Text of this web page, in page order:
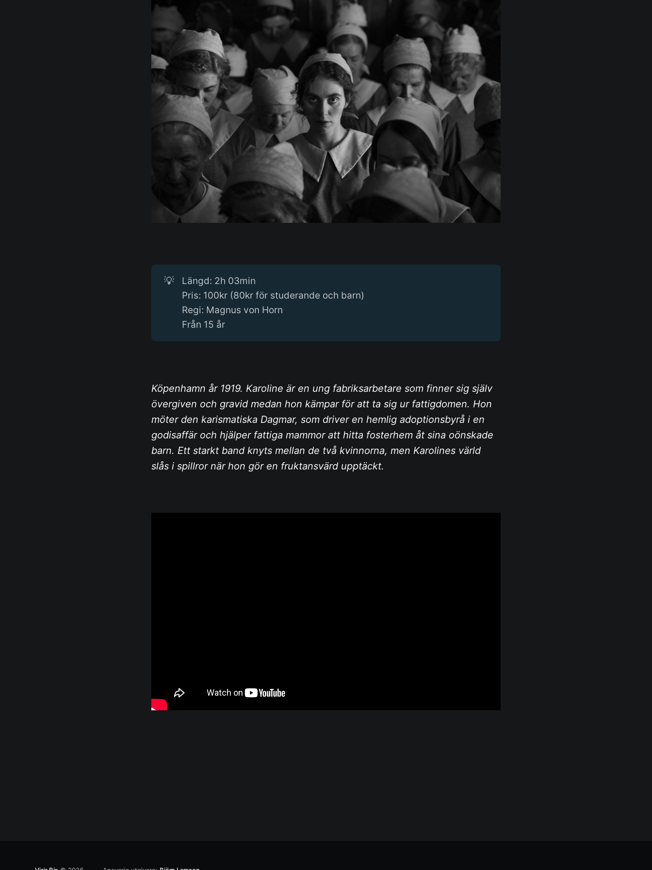
💡
Längd: 2h 03min
Pris: 100kr (80kr för studerande och barn)
Regi: Magnus von Horn
Från 15 år
Köpenhamn år 1919. Karoline är en ung fabriksarbetare som finner sig själv
övergiven och gravid medan hon kämpar för att ta sig ur fattigdomen. Hon
möter den karismatiska Dagmar, som driver en hemlig adoptionsbyrå i en
godisaffär och hjälper fattiga mammor att hitta fosterhem åt sina oönskade
barn. Ett starkt band knyts mellan de två kvinnorna, men Karolines värld
slås i spillror när hon gör en fruktansvärd upptäckt.